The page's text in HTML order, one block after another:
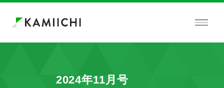
ペ
メ
2024年11月号